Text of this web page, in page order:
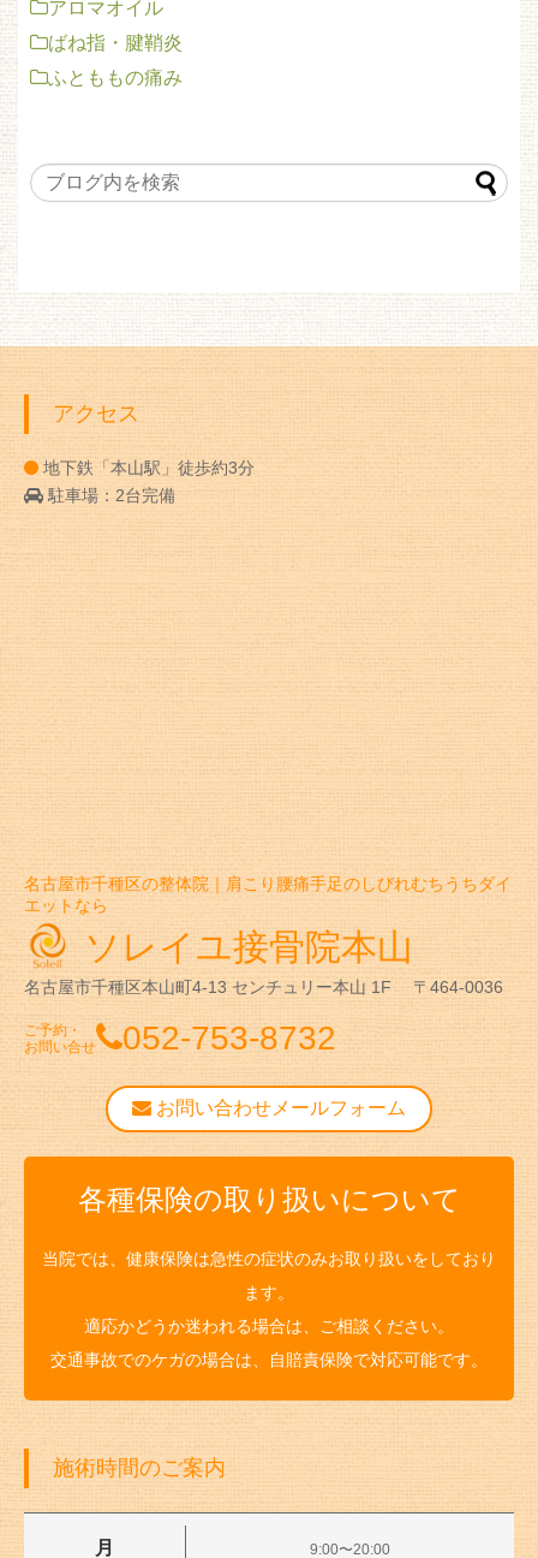
アロマオイル
ばね指・腱鞘炎
ふとももの痛み
アクセス
地下鉄「本山駅」徒歩約3分
駐車場：2台完備
名古屋市千種区の整体院｜肩こり腰痛手足のしびれむちうちダイ
エットなら
ソレイユ接骨院本山
名古屋市千種区本山町4-13 センチュリー本山 1F 〒464-0036
ご予約・
お問い合せ
052-753-8732
お問い合わせメールフォーム
各種保険の取り扱いについて
当院では、健康保険は急性の症状のみお取り扱いをしており
ます。
適応かどうか迷われる場合は、ご相談ください。
交通事故でのケガの場合は、自賠責保険で対応可能です。
施術時間のご案内
月 9:00〜20:00